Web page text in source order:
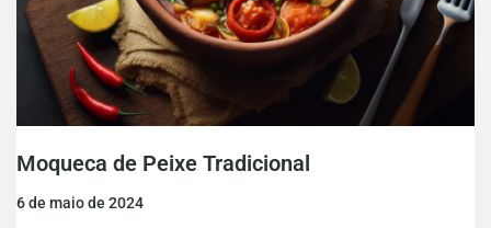
Moqueca de Peixe Tradicional
6 de maio de 2024